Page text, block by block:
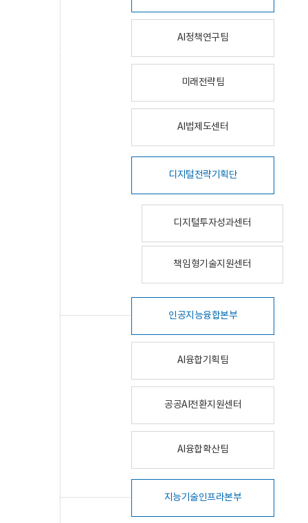
AI정책연구팀
미래전략팀
AI법제도센터
디지털전략기획단
디지털투자성과센터
책임형기술지원센터
인공지능융합본부
AI융합기획팀
공공AI전환지원센터
AI융합확산팀
지능기술인프라본부